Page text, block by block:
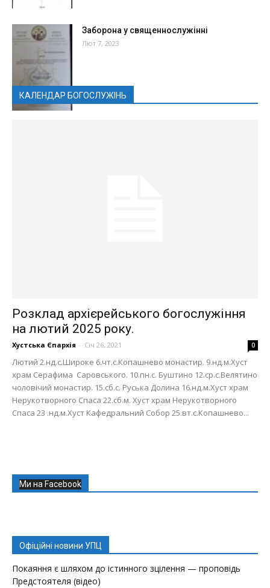
Заборона у священнослужінні
Лют 7, 2023
КАЛЕНДАР БОГОСЛУЖІНЬ
Розклад архієрейського богослужіння
на лютий 2025 року.
Хустська Єпархія - Січ 26, 2021 0
Лютий 2.нд.с.Широке 6.чт.с.Копашнево монастир. 9.нд.м.Хуст
храм Серафима Саровського. 10.пн.с. Буштино 12.ср.с.Велятино
чоловічий монастир. 15.сб.с. Руська Долина 16.нд.м.Хуст храм
Нерукотворного Спаса 22.сб.м. Хуст храм Нерукотворного
Спаса 23 .нд.м.Хуст Кафедральний Собор 25.вт.с.Копашнево...
Ми на Facebook
Офіційні новини УПЦ
Покаяння є шляхом до істинного зцілення — проповідь
Предстоятеля (відео)